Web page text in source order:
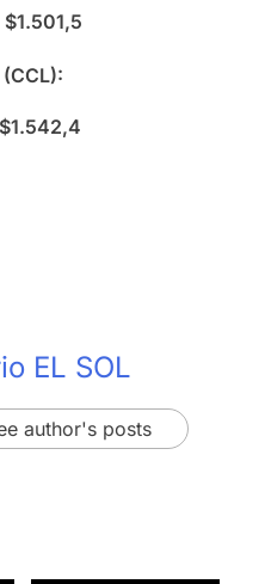
$1.501,5
$1.542,4
EL SOL
author's posts